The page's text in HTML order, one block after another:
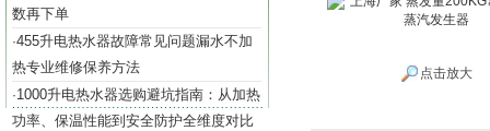
数再下单
·455升电热水器故障常见问题漏水不加
热专业维修保养方法
·1000升电热水器选购避坑指南：从加热
功率、保温性能到安全防护全维度对比
点击放大